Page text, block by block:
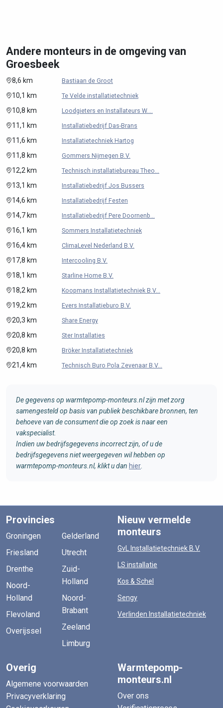
Andere monteurs in de omgeving van
Groesbeek
8,6 km Bastiaan de Groot
10,1 km Te Velde installatietechniek
10,8 km Loodgieters en Installateurs W....
11,1 km Installatiebedrijf Das-Brans
11,6 km Installatietechniek Hartog
11,8 km Gommers Nijmegen B.V.
12,2 km Technisch installatiebureau Theo...
13,1 km Installatiebedrijf Jos Bussers
14,6 km Installatiebedrijf Festen
14,7 km Installatiebedrijf Pere Doornenb...
16,1 km Sommers Installatietechniek
16,4 km ClimaLevel Nederland B.V.
17,8 km Intercooling B.V.
18,1 km Starline Home B.V.
18,2 km Koopmans Installatietechniek B.V...
19,2 km Evers Installatieburo B.V.
20,3 km Share Energy
20,8 km Ster Installaties
20,8 km Bröker Installatietechniek
21,4 km Technisch Buro Pola Zevenaar B.V...
De gegevens op warmtepomp-monteurs.nl zijn met zorg
samengesteld op basis van publiek beschikbare bronnen, ten
behoeve van de consument die op zoek is naar een
vakspecialist.
Indien uw bedrijfsgegevens incorrect zijn, of u de
bedrijfsgegevens niet weergegeven wil hebben op
warmtepomp-monteurs.nl, klikt u dan hier
Provincies
Groningen
Friesland
Drenthe
Noord-
Holland
Flevoland
Overijssel
Gelderland
Utrecht
Zuid-
Holland
Noord-
Brabant
Zeeland
Limburg
Nieuw vermelde
monteurs
GvL Installatietechniek B.V.
LS installatie
Kos & Schel
Sengy
Verlinden Installatietechniek
Overig
Algemene voorwaarden
Privacyverklaring
Warmtepomp-
monteurs.nl
Over ons